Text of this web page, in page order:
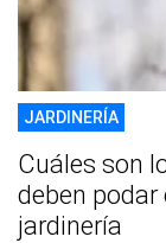
JARDINERÍA
Cuáles son
deben podar
jardinería